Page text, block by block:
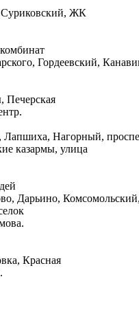
Суриковский, ЖК
Гордеевский,
Печерская
Лапшиха, Нагорный,
казармы, улица
Дарьино,
Красная